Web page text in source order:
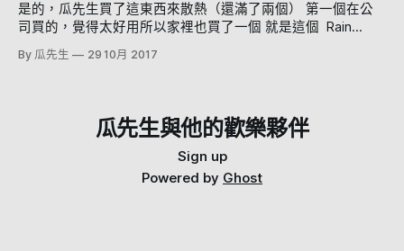
是的，瓜先生買了這東西來散熱（還滿了兩個） 第一個在公
司買的，覺得太好用所以家裡也買了一個 就是這個 Rain
Design mStand MacBook 鋁質筆電散熱架 照例還是要來個開
箱... 這天在辦公室不小心踢到一個箱子（老梗 一打開，哇～
面圖長這樣，其實不薄喔，而且很硬 你用手是很難讓他變形
的（廢話不然怎麼放Macbook 放在桌上也很穩，不會搖搖晃
是瓜先生放在辦公室的版本，是銀色的（另外一個版本是深灰
By 瓜先生 29 10月 2017
瓜先生與他的歡樂夥伴
Sign up
Powered by Ghost